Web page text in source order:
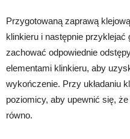
Przygotowaną zaprawą
klinkieru i następnie przyklejać
zachować odpowiednie
elementami klinkieru, aby
wykończenie. Przy układaniu
poziomicy, aby upewnić się,
równo.